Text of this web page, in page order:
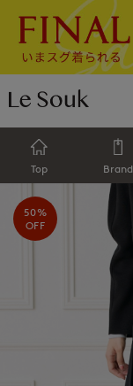
Top Brand
50%
OFF